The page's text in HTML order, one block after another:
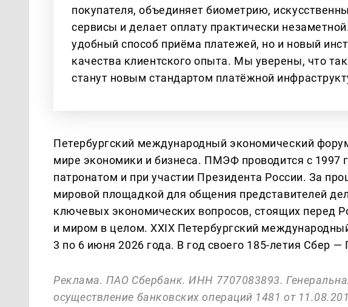
покупателя, объединяет биометрию,
сервисы и делает оплату практически
удобный способ приёма платежей, но и новый
качества клиентского опыта. Мы уверены, что
станут новым стандартом платёжной
Петербургский международный экономический
мире экономики и бизнеса. ПМЭФ проводится с 1997
патронатом и при участии Президента России. За
мировой площадкой для общения представителей
ключевых экономических вопросов, стоящих перед
и миром в целом. XXIX Петербургский
3 по 6 июня 2026 года. В год своего 185-летия Сбер
Реклама. ПАО Сбербанк. ИНН 7707083893.
осуществление банковских операций 1481 от